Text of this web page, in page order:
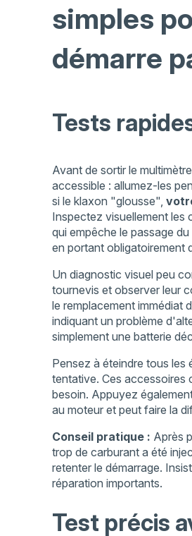
simples
démarre
Tests
Avant de sortir le
accessible : allumez-les
si le klaxon "glousse",
Inspectez visuellement les
qui empêche le passage
en portant obligatoirement
Un diagnostic visuel peu
tournevis et observer leur
le remplacement immédiat
indiquant un problème
simplement une batterie
Pensez à éteindre tous les
tentative. Ces accessoires
besoin. Appuyez
au moteur et peut faire la
Conseil pratique : Après
trop de carburant a été
retenter le démarrage.
réparation importants.
Test précis